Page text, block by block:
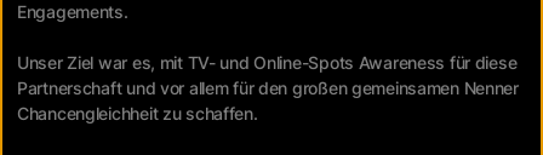
Engagements.
Unser Ziel war es, mit TV- und Online-Spots Awareness für diese
Partnerschaft und vor allem für den großen gemeinsamen Nenner
Chancengleichheit zu schaffen.